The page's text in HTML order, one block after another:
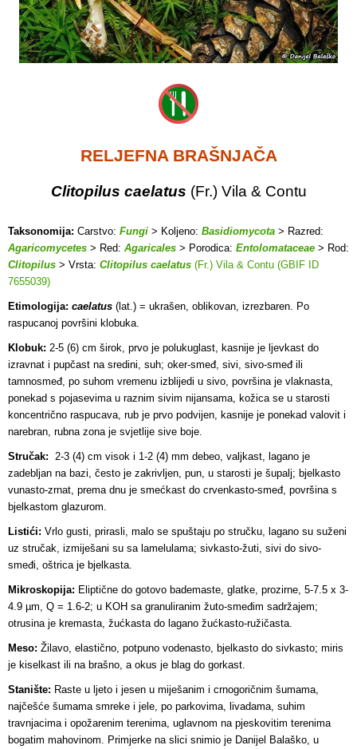
RELJEFNA BRAŠNJAČA
Clitopilus caelatus (Fr.) Vila & Contu
Taksonomija: Carstvo: Fungi > Koljeno: Basidiomycota > Razred:
Agaricomycetes > Red: Agaricales > Porodica: Entolomataceae > Rod:
Clitopilus > Vrsta: Clitopilus caelatus (Fr.) Vila & Contu (GBIF ID
7655039)
Etimologija: caelatus (lat.) = ukrašen, oblikovan, izrezbaren. Po
raspucanoj površini klobuka.
Klobuk: 2-5 (6) cm širok, prvo je polukuglast, kasnije je ljevkast do
izravnat i pupčast na sredini, suh; oker-smeđ, sivi, sivo-smeđ ili
tamnosmeđ, po suhom vremenu izblijedi u sivo, površina je vlaknasta,
ponekad s pojasevima u raznim sivim nijansama, kožica se u starosti
koncentrično raspucava, rub je prvo podvijen, kasnije je ponekad valovit i
narebran, rubna zona je svjetlije sive boje.
Stručak: 2-3 (4) cm visok i 1-2 (4) mm debeo, valjkast, lagano je
zadebljan na bazi, često je zakrivljen, pun, u starosti je šupalj; bjelkasto
vunasto-zrnat, prema dnu je smećkast do crvenkasto-smeđ, površina s
bjelkastom glazurom.
Listići: Vrlo gusti, prirasli, malo se spuštaju po stručku, lagano su suženi
uz stručak, izmiješani su sa lamelulama; sivkasto-žuti, sivi do sivo-
smeđi, oštrica je bjelkasta.
Mikroskopija: Eliptične do gotovo bademaste, glatke, prozirne, 5-7.5 x 3-
4.9 µm, Q = 1.6-2; u KOH sa granuliranim žuto-smeđim sadržajem;
otrusina je kremasta, žućkasta do lagano žućkasto-ružičasta.
Meso: Žilavo, elastično, potpuno vodenasto, bjelkasto do sivkasto; miris
je kiselkast ili na brašno, a okus je blag do gorkast.
Stanište: Raste u ljeto i jesen u miješanim i crnogoričnim šumama,
najčešće šumama smreke i jele, po parkovima, livadama, suhim
travnjacima i opožarenim terenima, uglavnom na pjeskovitim terenima
bogatim mahovinom. Primjerke na slici snimio je Danijel Balaško, u